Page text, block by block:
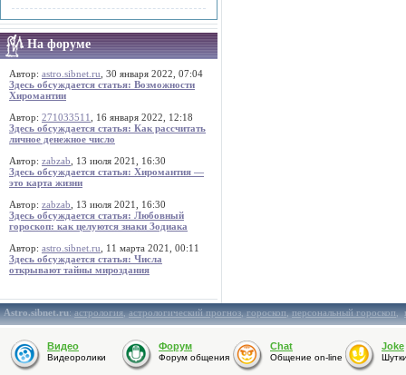
На форуме
Автор: astro.sibnet.ru , 30 января 2022, 07:04
Здесь обсуждается статья: Возможности
Хиромантии
Автор: 271033511
, 16 января 2022, 12:18
Здесь обсуждается статья: Как рассчитать
личное денежное число
Автор: zabzab , 13 июля 2021, 16:30
Здесь обсуждается статья: Хиромантия —
это карта жизни
Автор: zabzab , 13 июля 2021, 16:30
Здесь обсуждается статья: Любовный
гороскоп: как целуются знаки Зодиака
Автор: astro.sibnet.ru , 11 марта 2021, 00:11
Здесь обсуждается статья: Числа
открывают тайны мироздания
Astro.sibnet.ru:астрология,астрологический прогноз,гороскоп,персональный гороскоп,
Видео
Видеоролики
Форум
Форум общения
Chat
Общение on-line
Joke